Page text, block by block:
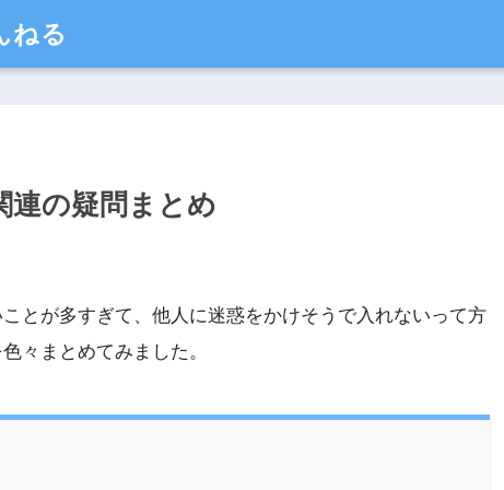
ねる
連の疑問まとめ
とが多すぎて、他人に迷惑をかけそうで入れないって方
々まとめてみました。